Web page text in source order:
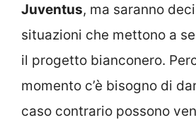
Juventus, ma saranno
situazioni che mettono a
il progetto bianconero.
momento c’è bisogno di
caso contrario possono